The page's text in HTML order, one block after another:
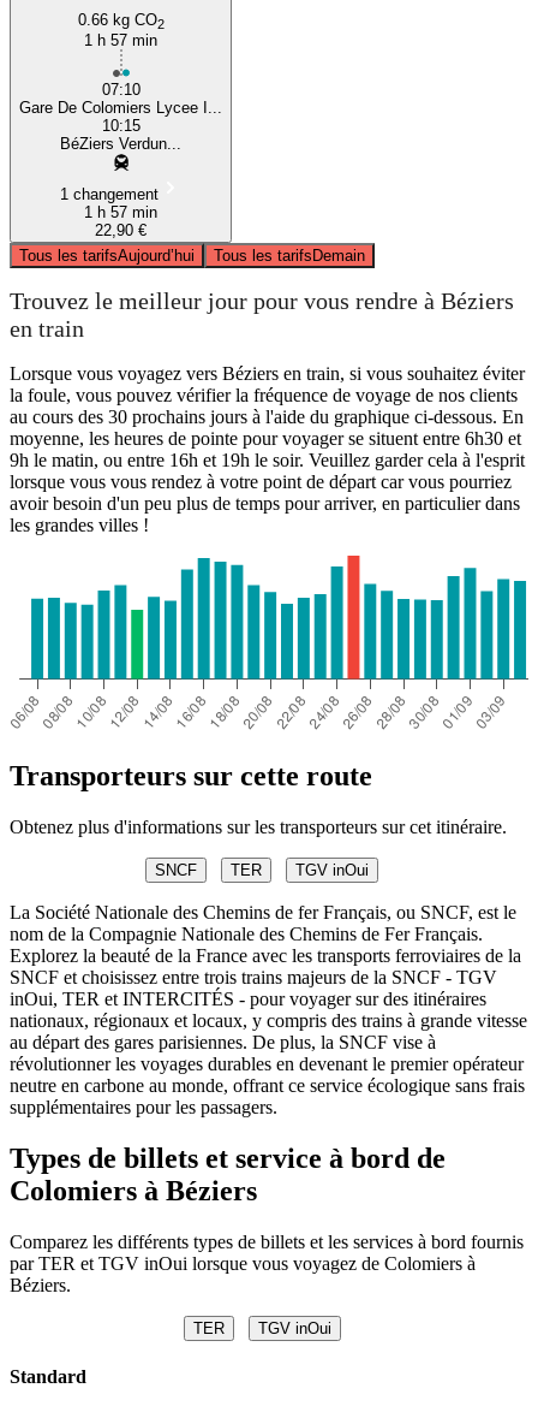
0.66 kg CO2
1 h 57 min
07:10
Gare De Colomiers Lycee I...
10:15
BéZiers Verdun...
1 changement
1 h 57 min
22,90 €
Tous les tarifsAujourd’hui Tous les tarifsDemain
Trouvez le meilleur jour pour vous rendre à Béziers
en train
Lorsque vous voyagez vers Béziers en train, si vous souhaitez éviter
la foule, vous pouvez vérifier la fréquence de voyage de nos clients
au cours des 30 prochains jours à l'aide du graphique ci-dessous. En
moyenne, les heures de pointe pour voyager se situent entre 6h30 et
9h le matin, ou entre 16h et 19h le soir. Veuillez garder cela à l'esprit
lorsque vous vous rendez à votre point de départ car vous pourriez
avoir besoin d'un peu plus de temps pour arriver, en particulier dans
les grandes villes !
Transporteurs sur cette route
Obtenez plus d'informations sur les transporteurs sur cet itinéraire.
SNCF TER TGV inOui
La Société Nationale des Chemins de fer Français, ou SNCF, est le
nom de la Compagnie Nationale des Chemins de Fer Français.
Explorez la beauté de la France avec les transports ferroviaires de la
SNCF et choisissez entre trois trains majeurs de la SNCF - TGV
inOui, TER et INTERCITÉS - pour voyager sur des itinéraires
nationaux, régionaux et locaux, y compris des trains à grande vitesse
au départ des gares parisiennes. De plus, la SNCF vise à
révolutionner les voyages durables en devenant le premier opérateur
neutre en carbone au monde, offrant ce service écologique sans frais
supplémentaires pour les passagers.
Types de billets et service à bord de
Colomiers à Béziers
Comparez les différents types de billets et les services à bord fournis
par TER et TGV inOui lorsque vous voyagez de Colomiers à
Béziers.
TER TGV inOui
Standard